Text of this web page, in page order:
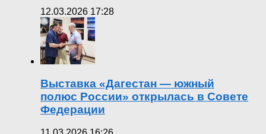
12.03.2026 17:28
Выставка «Дагестан — южный
полюс России» открылась в Совете
Федерации